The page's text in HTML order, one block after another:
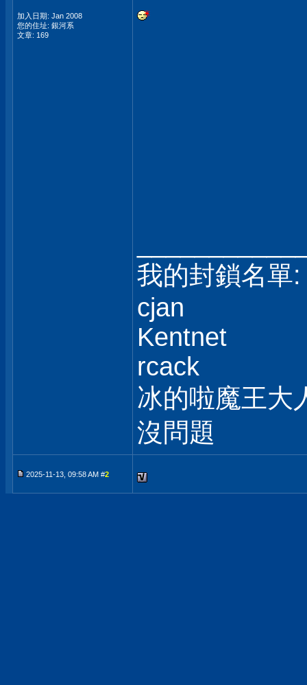
加入日期: Jan 2008
您的住址: 銀河系
文章: 169
我的封鎖名單:
cjan
Kentnet
rcack
冰的啦魔王大
沒問題
2025-11-13, 09:58 AM #2